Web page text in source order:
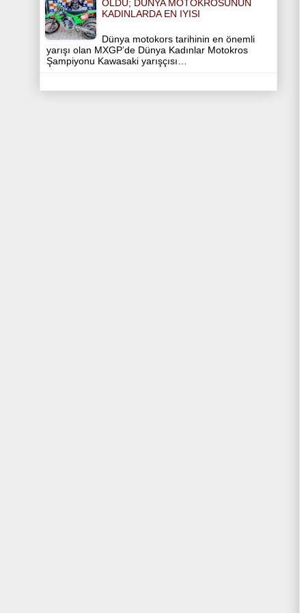
OLDU; DÜNYA MOTOKROSUNUN
KADINLARDA EN IYISI
Dünya motokors tarihinin en önemli
yarışı olan MXGP’de Dünya Kadınlar Motokros
Şampiyonu Kawasaki yarışçısı…